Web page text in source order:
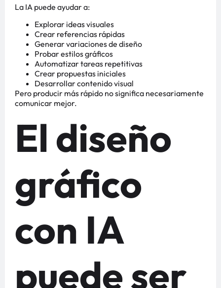
La IA puede ayudar a:
Explorar ideas visuales
Crear referencias rápidas
Generar variaciones de diseño
Probar estilos gráficos
Automatizar tareas repetitivas
Crear propuestas iniciales
Desarrollar contenido visual
Pero producir más rápido no significa necesariamente
comunicar mejor.
El diseño
gráfico
con IA
puede ser